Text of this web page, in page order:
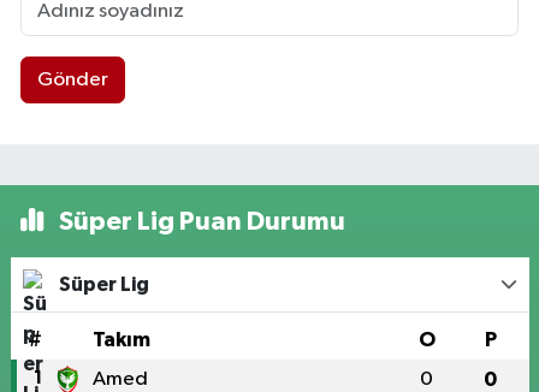
Gönder
Süper Lig Puan Durumu
Süper Lig
# Takım O P
1 Amed 0 0